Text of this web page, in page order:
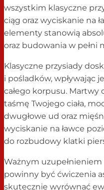
wszystkim klasyczne
ciąg oraz wyciskanie na
elementy stanowią
oraz budowania w pełni
Klasyczne przysiady
i pośladków, wpływając
całego korpusu. Martwy
taśmę Twojego ciała,
dwugłowe ud oraz
wyciskanie na ławce
do rozbudowy klatki
Ważnym
powinny być ćwiczenia
skutecznie wyrównać